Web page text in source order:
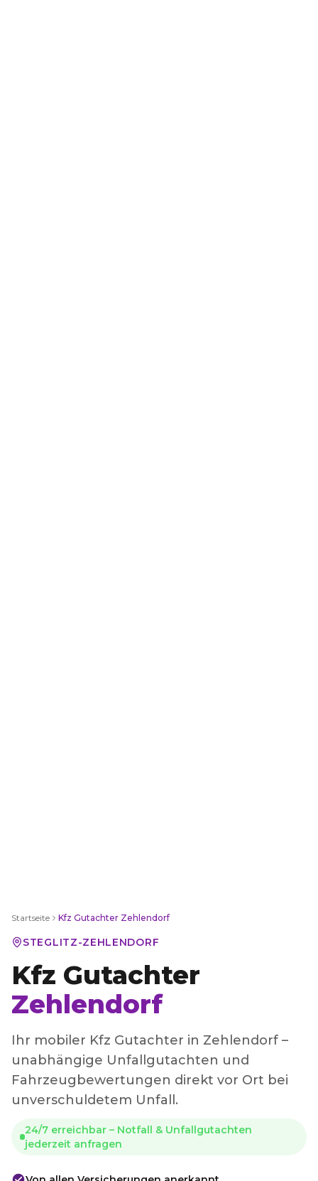
Startseite Kfz Gutachter Zehlendorf
STEGLITZ-ZEHLENDORF
Kfz Gutachter
Zehlendorf
Ihr mobiler Kfz Gutachter in Zehlendorf –
unabhängige Unfallgutachten und
Fahrzeugbewertungen direkt vor Ort bei
unverschuldetem Unfall.
24/7 erreichbar – Notfall & Unfallgutachten
jederzeit anfragen